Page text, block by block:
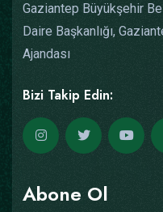
Gaziantep Büyükşehir
Daire Başkanlığı,
Ajandası
Bizi Takip Edin:
Abone Ol